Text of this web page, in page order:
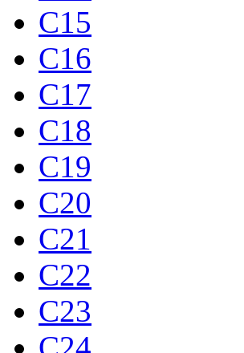
C15
C16
C17
C18
C19
C20
C21
C22
C23